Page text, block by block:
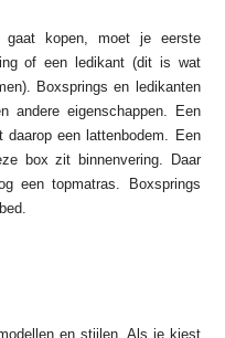
gaat kopen, moet je eerste
of een ledikant (dit is wat
Boxsprings en ledikanten
andere eigenschappen. Een
daarop een lattenbodem. Een
box zit binnenvering. Daar
een topmatras. Boxsprings
en stijlen. Als je kiest